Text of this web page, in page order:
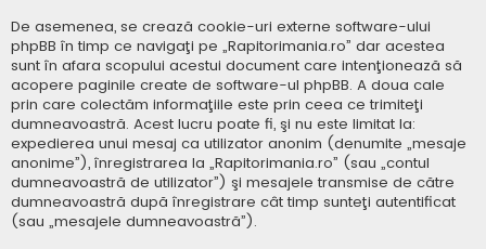
De asemenea, se crează cookie-uri externe software-ului
phpBB în timp ce navigaţi pe „Rapitorimania.ro” dar acestea
sunt în afara scopului acestui document care intenţionează să
acopere paginile create de software-ul phpBB. A doua cale
prin care colectăm informaţiile este prin ceea ce trimiteţi
dumneavoastră. Acest lucru poate fi, şi nu este limitat la:
expedierea unui mesaj ca utilizator anonim (denumite „mesaje
anonime”), înregistrarea la „Rapitorimania.ro” (sau „contul
dumneavoastră de utilizator”) şi mesajele transmise de către
dumneavoastră după înregistrare cât timp sunteţi autentificat
(sau „mesajele dumneavoastră”).